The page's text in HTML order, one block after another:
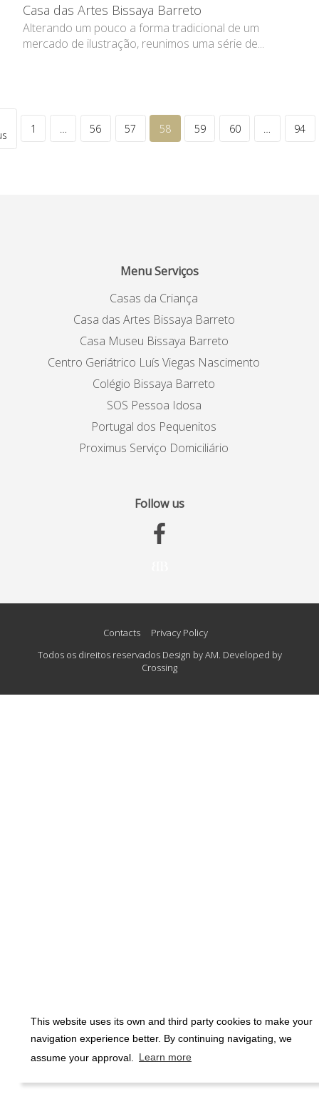
This website uses its own and third party cookies to make your
navigation experience better. By continuing navigating, we
assume your approval.
Learn more
Casa das Artes Bissaya Barreto
Alterando um pouco a forma tradicional de um
mercado de ilustração, reunimos uma série de...
1 56 57 58 59 60 94
Menu Serviços
Casas da Criança
Casa das Artes Bissaya Barreto
Casa Museu Bissaya Barreto
Centro Geriátrico Luís Viegas Nascimento
Colégio Bissaya Barreto
SOS Pessoa Idosa
Portugal dos Pequenitos
Proximus Serviço Domiciliário
Follow us
Contacts
Privacy Policy
Todos os direitos reservados Design by AM. Developed by
Crossing